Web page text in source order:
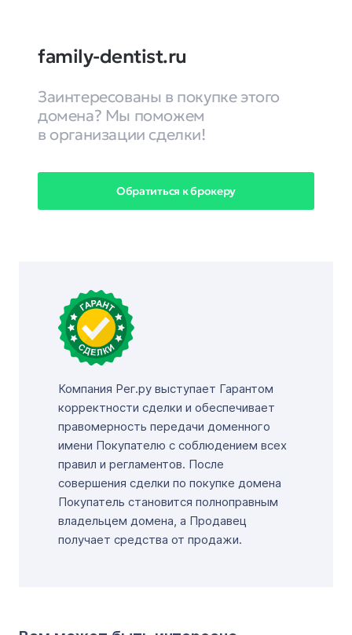
family-dentist.ru
Заинтересованы в покупке этого
домена? Мы поможем
в организации сделки!
Обратиться к брокеру
Компания Рег.ру выступает Гарантом
корректности сделки и обеспечивает
правомерность передачи доменного
имени Покупателю с соблюдением всех
правил и регламентов. После
совершения сделки по покупке домена
Покупатель становится полноправным
владельцем домена, а Продавец
получает средства от продажи.